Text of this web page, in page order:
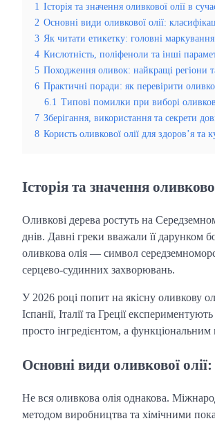
1 Історія та значення оливкової олії в
2 Основні види оливкової олії:
3 Як читати етикетку: головні
4 Кислотність, поліфеноли та інші
5 Походження оливок: найкращі регіони
6 Практичні поради: як перевірити
6.1 Типові помилки при виборі
7 Зберігання, використання та секрети
8 Користь оливкової олії для здоров’я та
Історія та значення
Оливкові дерева ростуть на
днів. Давні греки вважали її дарунком
оливкова олія — символ
серцево-судинних захворювань.
У 2026 році попит на якісну оливкову
Іспанії, Італії та Греції
просто інгредієнтом, а
Основні види оливкової
Не вся оливкова олія однакова.
методом виробництва та хімічними